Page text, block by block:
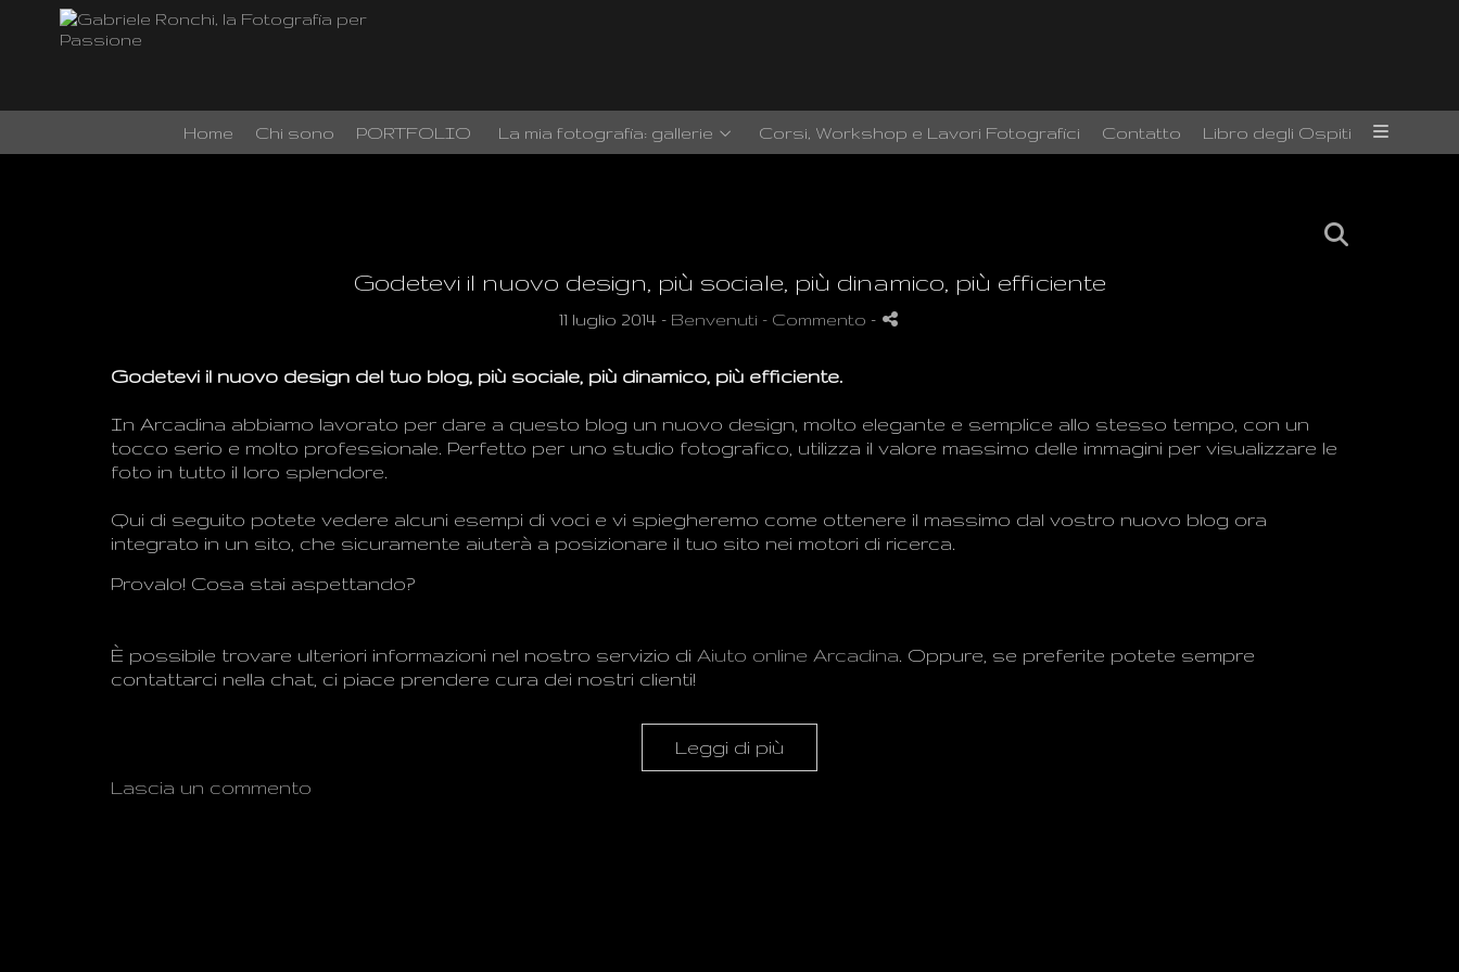
Home Chi sono PORTFOLIO La mia fotografia: gallerie Corsi, Workshop e Lavori Fotografici Contatto Libro degli Ospiti
Godetevi il nuovo design, più sociale, più dinamico, più efficiente
11 luglio 2014 - Benvenuti - Commento -
Godetevi il nuovo design del tuo blog, più sociale, più dinamico, più efficiente.
In Arcadina abbiamo lavorato per dare a questo blog un nuovo design molto elegante e semplice allo stesso tempo con un
tocco serio e molto professionale. Perfetto per uno studio fotografico utilizza il valore massimo delle immagini per visualizzare le
foto in tutto il loro splendore.
Qui di seguito potete vedere alcuni esempi di voci e vi spiegheremo come ottenere il massimo dal vostro nuovo blog ora
integrato in un sito che sicuramente aiuterà a posizionare il tuo sito nei motori di ricerca.
Provalo! Cosa stai aspettando?
È possibile trovare ulteriori informazioni nel nostro servizio di Aiuto online Arcadina. Oppure, se preferite potete sempre
contattarci nella chat ci piace prendere cura dei nostri clienti!
Leggi di più
Lascia un commento